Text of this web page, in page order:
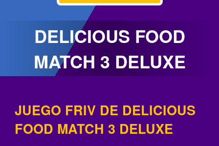
DELICIOUS FOOD
MATCH 3 DELUXE
JUEGO FRIV DE DELICIOUS
FOOD MATCH 3 DELUXE